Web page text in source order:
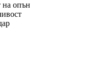
на опън